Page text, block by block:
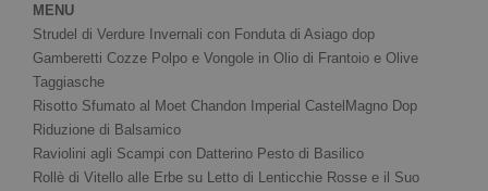
MENU
Strudel di Verdure Invernali con Fonduta di Asiago dop
Gamberetti Cozze Polpo e Vongole in Olio di Frantoio e Olive
Taggiasche
Risotto Sfumato al Moet Chandon Imperial CastelMagno Dop
Riduzione di Balsamico
Raviolini agli Scampi con Datterino Pesto di Basilico
Rollè di Vitello alle Erbe su Letto di Lenticchie Rosse e il Suo